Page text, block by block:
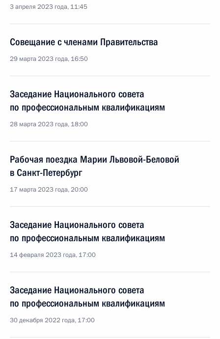
3 апреля 2023 года, 11:45
Совещание с членами Правительства
29 марта 2023 года, 16:50
Заседание Национального совета
по профессиональным квалификациям
28 марта 2023 года, 18:00
Рабочая поездка Марии Львовой-Беловой
в Санкт-Петербург
17 марта 2023 года, 20:00
Заседание Национального совета
по профессиональным квалификациям
14 февраля 2023 года, 17:00
Заседание Национального совета
по профессиональным квалификациям
30 декабря 2022 года, 17:00